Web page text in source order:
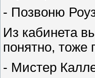
- Позвоню
Из кабинета
понятно, тоже
- Мистер